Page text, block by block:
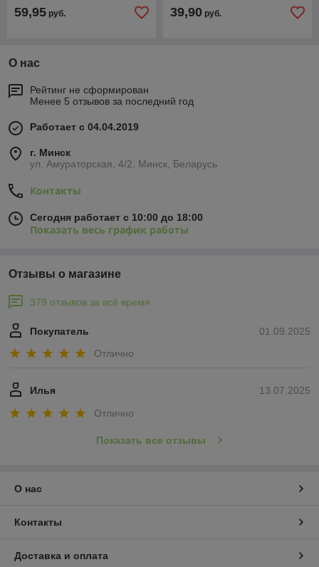
59,95 руб. 39,90 руб.
О нас
Рейтинг не сформирован
Менее 5 отзывов за последний год
Работает с 04.04.2019
г. Минск
ул. Амураторская, 4/2, Минск, Беларусь
Контакты
Сегодня работает с 10:00 до 18:00
Показать весь график работы
Отзывы о магазине
379 отзывов за всё время
01.09.2025
Покупатель
Отлично
13.07.2025
Илья
Отлично
Показать все отзывы
О нас
Контакты
Доставка и оплата